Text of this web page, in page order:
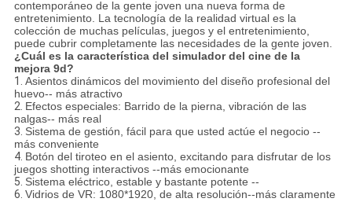
contemporáneo de la gente joven una nueva forma de
entretenimiento. La tecnología de la realidad virtual es la
colección de muchas películas, juegos y el entretenimiento,
puede cubrir completamente las necesidades de la gente joven.
¿Cuál es la característica del simulador del cine de la
mejora 9d?
1. Asientos dinámicos del movimiento del diseño profesional del
huevo-- más atractivo
2. Efectos especiales: Barrido de la pierna, vibración de las
nalgas-- más real
3. Sistema de gestión, fácil para que usted actúe el negocio --
más conveniente
4. Botón del tiroteo en el asiento, excitando para disfrutar de los
juegos shotting interactivos --más emocionante
5. Sistema eléctrico, estable y bastante potente --
6. Vidrios de VR: 1080*1920, de alta resolución--más claramente